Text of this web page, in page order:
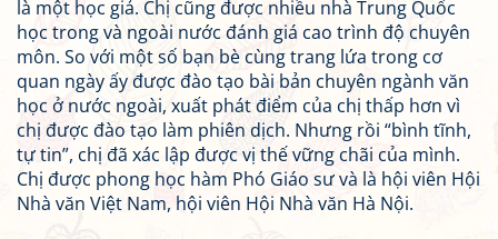
là một học giả. Chị cũng được nhiều nhà Trung Quốc
học trong và ngoài nước đánh giá cao trình độ chuyên
môn. So với một số bạn bè cùng trang lứa trong cơ
quan ngày ấy được đào tạo bài bản chuyên ngành văn
học ở nước ngoài, xuất phát điểm của chị thấp hơn vì
chị được đào tạo làm phiên dịch. Nhưng rồi “bình tĩnh,
tự tin”, chị đã xác lập được vị thế vững chãi của mình.
Chị được phong học hàm Phó Giáo sư và là hội viên Hội
Nhà văn Việt Nam, hội viên Hội Nhà văn Hà Nội.